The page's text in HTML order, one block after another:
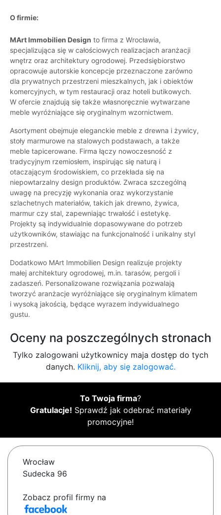
O firmie:
MArt Immobilien Design to firma z Wrocławia,
specjalizująca się w całościowych realizacjach aranżacji
wnętrz oraz architektury ogrodowej. Przedsiębiorstwo
opracowuje autorskie koncepcje przeznaczone zarówno
dla prywatnych przestrzeni mieszkalnych, jak i obiektów
komercyjnych, w tym restauracji oraz hoteli butikowych.
W ofercie znajdują się także własnoręcznie wytwarzane
meble wyróżniające się oryginalnym wzornictwem.
Asortyment obejmuje eleganckie meble z drewna i żywicy,
stoły marmurowe na stalowych podstawach, a także
meble tapicerowane. Firma łączy nowoczesność z
tradycyjnym rzemiosłem, inspirując się naturą i
otaczającym środowiskiem, co przekłada się na
niepowtarzalny design produktów. Zwraca szczególną
uwagę na precyzję wykonania oraz wykorzystanie
szlachetnych materiałów, takich jak drewno, żywica,
marmur czy stal, zapewniając trwałość i estetykę.
Projekty są indywidualnie dopasowywane do potrzeb
użytkowników, stawiając na funkcjonalność i unikalny styl
przestrzeni.
Dodatkowo MArt Immobilien Design realizuje projekty
małej architektury ogrodowej, m.in. tarasów, pergoli i
zadaszeń. Personalizowane rozwiązania pozwalają
tworzyć aranżacje wyróżniające się oryginalnym klimatem
i wysoką jakością, będące wyrazem indywidualnego
gustu.
Oceny na poszczególnych stronach
Tylko zalogowani użytkownicy maja dostęp do tych
danych. Kliknij, aby się zalogować.
To Twoja firma?
Gratulacje! Sprawdź jak odebrać materiały
promocyjne!
Wrocław
Sudecka 96
Zobacz profil firmy na